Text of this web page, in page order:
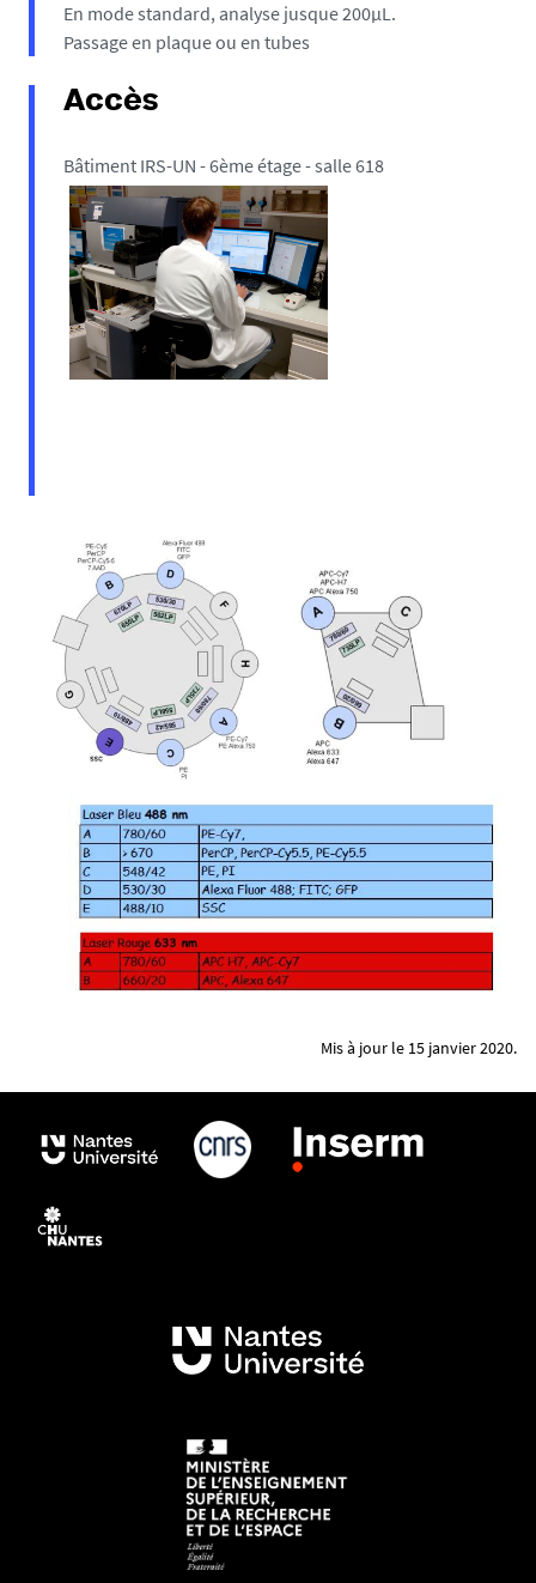
En mode standard, analyse jusque 200µL.
Passage en plaque ou en tubes
Accès
Bâtiment IRS-UN - 6ème étage - salle 618
Mis à jour le 15 janvier 2020.